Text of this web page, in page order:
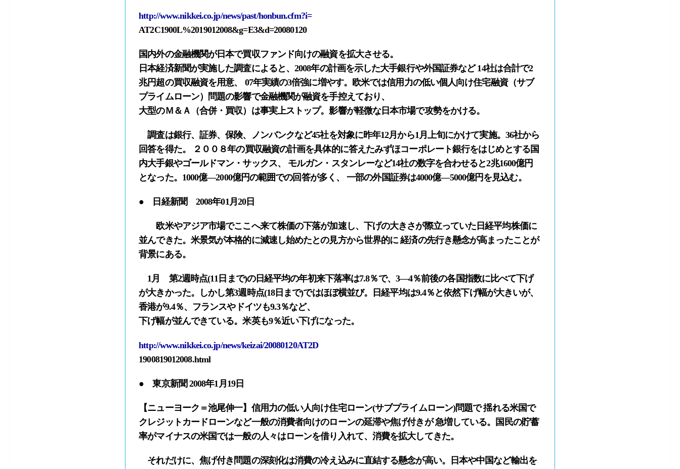
http://www.nikkei.co.jp/news/past/honbun.cfm?i=
AT2C1900L%2019012008&g=E3&d=20080120
国内外の金融機関が日本で買収ファンド向けの融資を拡大させる。
日本経済新聞が実施した調査によると、2008年の計画を示した大手銀行や外国証券など 14社は合計で2
兆円超の買収融資を用意、 07年実績の3倍強に増やす。欧米では信用力の低い個人向け住宅融資（サブ
プライムローン）問題の影響で金融機関が融資を手控えており、
大型のＭ＆Ａ（合併・買収）は事実上ストップ。影響が軽微な日本市場で攻勢をかける。
調査は銀行、証券、保険、ノンバンクなど45社を対象に昨年12月から1月上旬にかけて実施。36社から
回答を得た。 ２００８年の買収融資の計画を具体的に答えたみずほコーポレート銀行をはじめとする国
内大手銀やゴールドマン・サックス、 モルガン・スタンレーなど14社の数字を合わせると2兆1600億円
となった。1000億―2000億円の範囲での回答が多く、 一部の外国証券は4000億―5000億円を見込む。
● 日経新聞 2008年01月20日
欧米やアジア市場でここへ来て株価の下落が加速し、下げの大きさが際立っていた日経平均株価に
並んできた。米景気が本格的に減速し始めたとの見方から世界的に 経済の先行き懸念が高まったことが
背景にある。
1月 第2週時点(11日まで)の日経平均の年初来下落率は7.8％で、3―4％前後の各国指数に比べて下げ
が大きかった。しかし第3週時点(18日まで)ではほぼ横並び。日経平均は9.4％と依然下げ幅が大きいが、
香港が9.4％、フランスやドイツも9.3％など、
下げ幅が並んできている。米英も9％近い下げになった。
http://www.nikkei.co.jp/news/keizai/20080120AT2D
1900819012008.html
● 東京新聞 2008年1月19日
【ニューヨーク＝池尾伸一】信用力の低い人向け住宅ローン(サブプライムローン)問題で 揺れる米国で
クレジットカードローンなど一般の消費者向けのローンの延滞や焦げ付きが 急増している。国民の貯蓄
率がマイナスの米国では一般の人々はローンを借り入れて、消費を拡大してきた。
それだけに、焦げ付き問題の深刻化は消費の冷え込みに直結する懸念が高い。日本や中国など輸出を